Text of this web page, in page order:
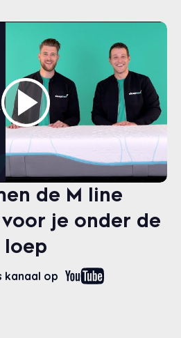
de M line
je onder de
loep
kanaal op